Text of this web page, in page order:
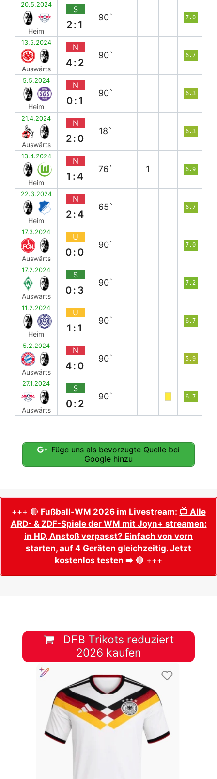
20.5.2024
Heim
S
2:1
90` 7.0
13.5.2024
Auswärts
N
4:2
90` 6.7
5.5.2024
Heim
N
0:1
90` 6.3
21.4.2024
Auswärts
N
2:0
18` 6.3
13.4.2024
Heim
N
1:4
76` 1 6.9
22.3.2024
Heim
N
2:4
65` 6.7
17.3.2024
Auswärts
U
0:0
90` 7.0
17.2.2024
Auswärts
S
0:3
90` 7.2
11.2.2024
Heim
U
1:1
90` 6.7
5.2.2024
Auswärts
N
4:0
90` 5.9
27.1.2024
Auswärts
S
0:2
90` 6.7
Füge uns als bevorzugte Quelle bei
Google hinzu
+++ 🔴 Fußball-WM 2026 im Livestream: 📺 Alle
ARD- & ZDF-Spiele der WM mit Joyn+ streamen:
in HD, Anstoß verpasst? Einfach von vorn
starten, auf 4 Geräten gleichzeitig. Jetzt
kostenlos testen ➡️ 🔴 +++
DFB Trikots reduziert
2026 kaufen